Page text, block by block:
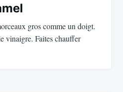
gros comme un doigt.
vinaigre. Faites chauffer